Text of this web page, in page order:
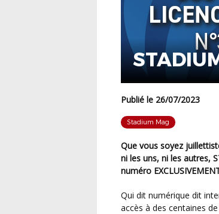
Publié le 26/07/2023
Stadium Mag
Que vous soyez juillettistes sur le retour ou aoûtiens sur le départ, ou même que vous soyez
ni les uns, ni les autres,
numéro
Qui dit numérique dit interactivité développée. C’est pourquoi grâce à ce numéro vous avez
accès à des centaines